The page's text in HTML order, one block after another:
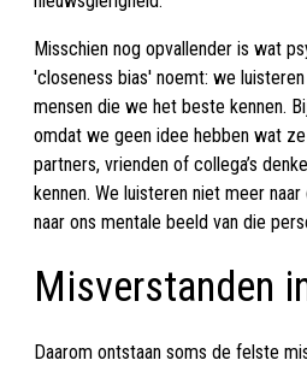
Misschien nog opvallender is wat
'closeness bias' noemt: we
mensen die we het beste kennen.
omdat we geen idee hebben wat
partners, vrienden of collega’s
kennen. We luisteren niet meer
naar ons mentale beeld van die
Misverstanden
Daarom ontstaan soms de felste